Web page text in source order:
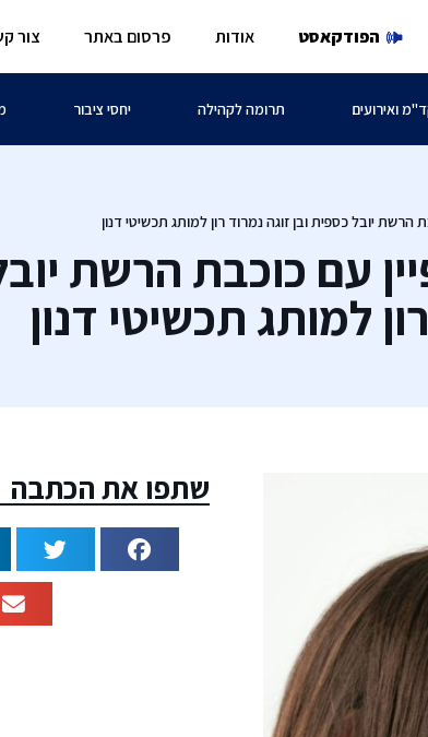
הפודקאסט אודות פרסום באתר צור
ואירועים תרומה לקהילה יחסי ציבור
הרשת יובל כספית ובן זוגה נמרוד רון למותג תכשיטי דנון
עם כוכבת הרשת
למותג תכשיטי דנון
שתפו את הכתבה